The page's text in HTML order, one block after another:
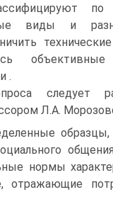
по
виды и
объективные
.
следует
Л.А.
образцы,
нормы
отражающие